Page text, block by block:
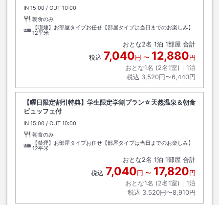
IN チェックイン
15:00 / OUT チェックアウト
10:00
朝食のみ
【喫煙】お部屋タイプお任せ【部屋タイプは当日までのお楽しみ】
12平米
おとな2名 1泊 1部屋 合計
税込 7,040円 〜 12,880円
おとな1名 (2名1室)｜ 1泊
税込 3,520円〜6,440円
【曜日限定割引特典】学生限定学割プラン☆天然温泉＆朝食
ビュッフェ付
IN チェックイン
15:00 / OUT チェックアウト
10:00
朝食のみ
【禁煙】お部屋タイプお任せ【部屋タイプは当日までのお楽しみ】
12平米
おとな2名 1泊 1部屋 合計
税込 7,040円 〜 17,820円
おとな1名 (2名1室)｜ 1泊
税込 3,520円〜8,910円